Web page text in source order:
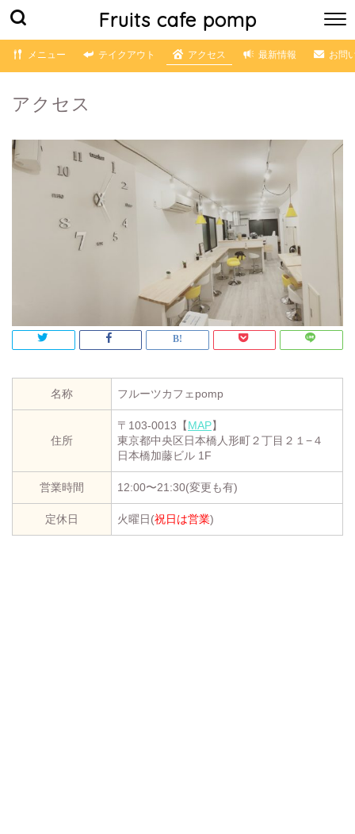
Fruits cafe pomp
メニュー テイクアウト アクセス 最新情報 お問
アクセス
名称 フルーツカフェpomp
住所
〒103-0013【MAP】
東京都中央区日本橋人形町２丁目２１−４
日本橋加藤ビル 1F
営業時間 12:00〜21:30(変更も有)
定休日 火曜日(祝日は営業)